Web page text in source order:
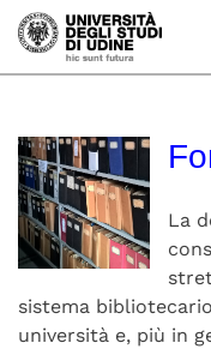
La
sistema
università e, più in